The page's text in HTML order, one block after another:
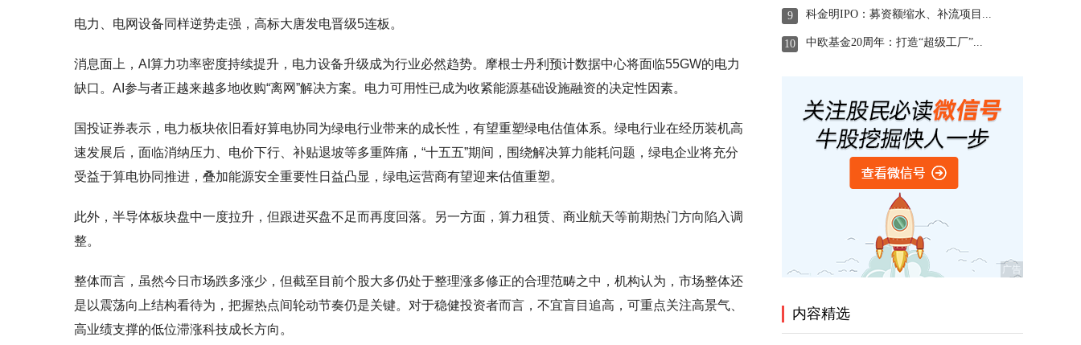
电力、电网设备同样逆势走强，高标大唐发电晋级5连板。
消息面上，AI算力功率密度持续提升，电力设备升级成为行业必然趋势。摩根士丹利预计数据中心将面临55GW的电力
缺口。AI参与者正越来越多地收购“离网”解决方案。电力可用性已成为收紧能源基础设施融资的决定性因素。
国投证券表示，电力板块依旧看好算电协同为绿电行业带来的成长性，有望重塑绿电估值体系。绿电行业在经历装机高
速发展后，面临消纳压力、电价下行、补贴退坡等多重阵痛，“十五五”期间，围绕解决算力能耗问题，绿电企业将充分
受益于算电协同推进，叠加能源安全重要性日益凸显，绿电运营商有望迎来估值重塑。
此外，半导体板块盘中一度拉升，但跟进买盘不足而再度回落。另一方面，算力租赁、商业航天等前期热门方向陷入调
整。
整体而言，虽然今日市场跌多涨少，但截至目前个股大多仍处于整理涨多修正的合理范畴之中，机构认为，市场整体还
是以震荡向上结构看待为，把握热点间轮动节奏仍是关键。对于稳健投资者而言，不宜盲目追高，可重点关注高景气、
高业绩支撑的低位滞涨科技成长方向。
9 科金明IPO：募资额缩水、补流项目...
10 中欧基金20周年：打造“超级工厂”...
内容精选